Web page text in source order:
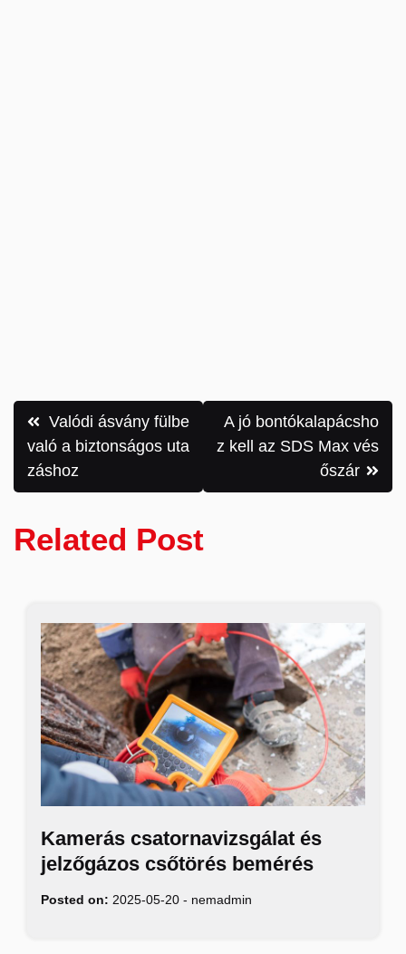
Bejegyzés
navigáció
Valódi ásvány fülbe
való a biztonságos uta
záshoz
A jó bontókalapácsho
z kell az SDS Max vés
őszár
Related Post
Kamerás csatornavizsgálat és
jelzőgázos csőtörés bemérés
Posted on: 2025-05-20 - nemadmin